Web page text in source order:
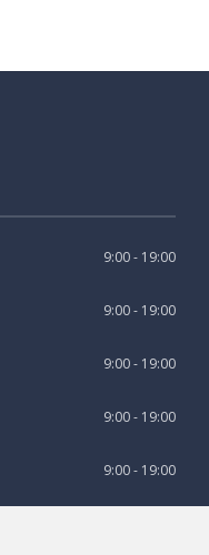
9:00 - 19:00
9:00 - 19:00
9:00 - 19:00
9:00 - 19:00
9:00 - 19:00